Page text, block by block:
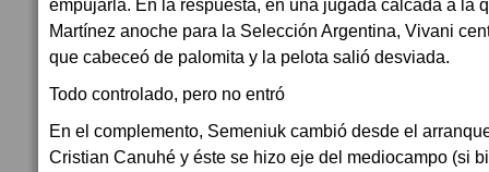
empujarla. En la respuesta, en una jugada calcada a la
Martínez anoche para la Selección Argentina, Vivani
que cabeceó de palomita y la pelota salió desviada.
Todo controlado, pero no entró
En el complemento, Semeniuk cambió desde el
Cristian Canuhé y éste se hizo eje del mediocampo (si